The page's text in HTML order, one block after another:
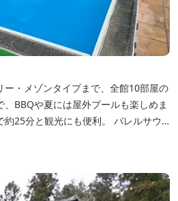
ー・メゾンタイプまで、全館10部屋の
BBQや夏には屋外プールも楽しめま
25分と観光にも便利。 バレルサウ